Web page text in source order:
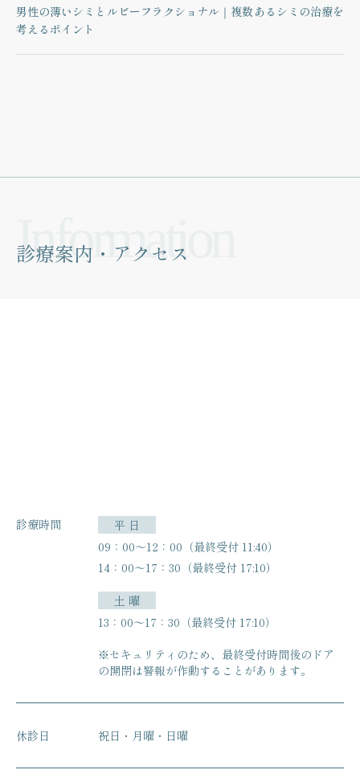
男性の薄いシミとルビーフラクショナル｜複数あるシミの治療を
考えるポイント
診療案内・アクセス
診療時間
平 日
09：00〜12：00（最終受付 11:40）
14：00〜17：30（最終受付 17:10）
土 曜
13：00〜17：30（最終受付 17:10）
※セキュリティのため、最終受付時間後のドア
の開閉は警報が作動することがあります。
休診日 祝日・月曜・日曜